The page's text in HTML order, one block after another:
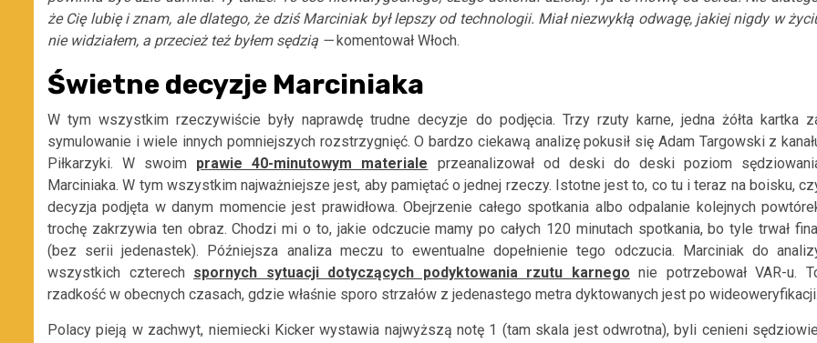
że Cię lubię i znam, ale dlatego, że dziś Marciniak był lepszy od technologii. Miał niezwykłą odwagę, jakiej nigdy w
nie widziałem, a przecież też byłem sędzią —komentował Włoch.
Świetne decyzje Marciniaka
W tym wszystkim rzeczywiście były naprawdę trudne decyzje do podjęcia. Trzy rzuty karne, jedna żółta kartka
symulowanie i wiele innych pomniejszych rozstrzygnięć. O bardzo ciekawą analizę pokusił się Adam Targowski z
Piłkarzyki. W swoim prawie 40-minutowym materiale przeanalizował od deski do deski poziom
Marciniaka. W tym wszystkim najważniejsze jest, aby pamiętać o jednej rzeczy. Istotne jest to, co tu i teraz na boisku,
decyzja podjęta w danym momencie jest prawidłowa. Obejrzenie całego spotkania albo odpalanie kolejnych
trochę zakrzywia ten obraz. Chodzi mi o to, jakie odczucie mamy po całych 120 minutach spotkania, bo tyle trwał
(bez serii jedenastek). Późniejsza analiza meczu to ewentualne dopełnienie tego odczucia. Marciniak do
wszystkich czterech spornych sytuacji dotyczących podyktowania rzutu karnego nie potrzebował VAR-u.
rzadkość w obecnych czasach, gdzie właśnie sporo strzałów z jedenastego metra dyktowanych jest po
Polacy pieją w zachwyt, niemiecki Kicker wystawia najwyższą notę 1 (tam skala jest odwrotna), byli cenieni